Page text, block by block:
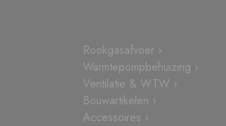
Rookgasafvoer ›
Warmtepompbehuizing ›
Ventilatie & WTW ›
Bouwartikelen ›
Accessoires ›